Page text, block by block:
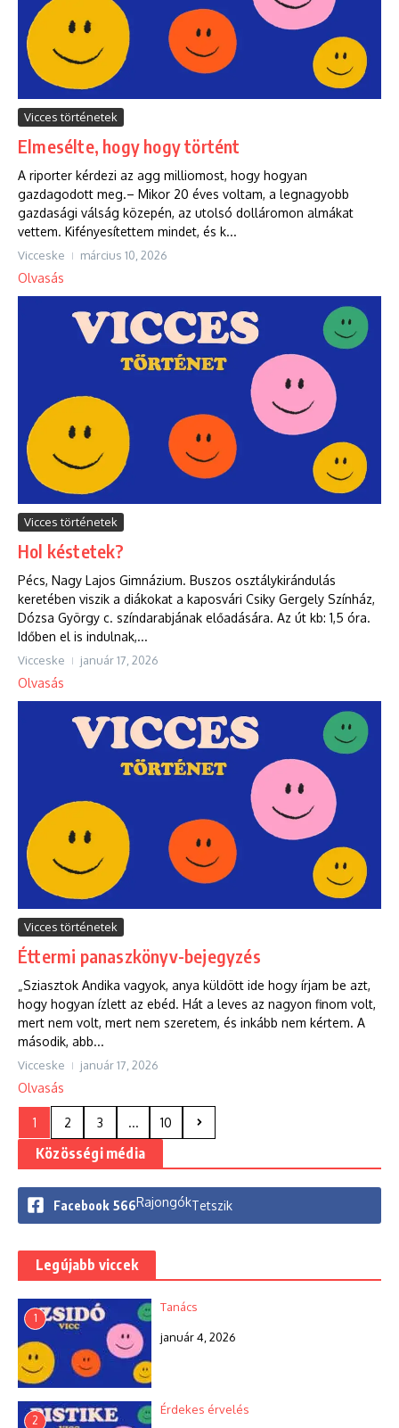
Vicces történetek
Elmesélte, hogy hogy történt
A riporter kérdezi az agg milliomost, hogy hogyan
gazdagodott meg.– Mikor 20 éves voltam, a legnagyobb
gazdasági válság közepén, az utolsó dolláromon almákat
vettem. Kifényesítettem mindet, és k...
Vicceske március 10, 2026
Olvasás
Vicces történetek
Hol késtetek?
Pécs, Nagy Lajos Gimnázium. Buszos osztálykirándulás
keretében viszik a diákokat a kaposvári Csiky Gergely Színház,
Dózsa György c. színdarabjának előadására. Az út kb: 1,5 óra.
Időben el is indulnak,...
Vicceske január 17, 2026
Olvasás
Vicces történetek
Éttermi panaszkönyv-bejegyzés
„Sziasztok Andika vagyok, anya küldött ide hogy írjam be azt,
hogy hogyan ízlett az ebéd. Hát a leves az nagyon finom volt,
mert nem volt, mert nem szeretem, és inkább nem kértem. A
második, abb...
Vicceske január 17, 2026
Olvasás
1 2 3 ... 10
Közösségi média
Facebook 566RajongókTetszik
Legújabb viccek
1
Tanács
január 4, 2026
2
Érdekes érvelés